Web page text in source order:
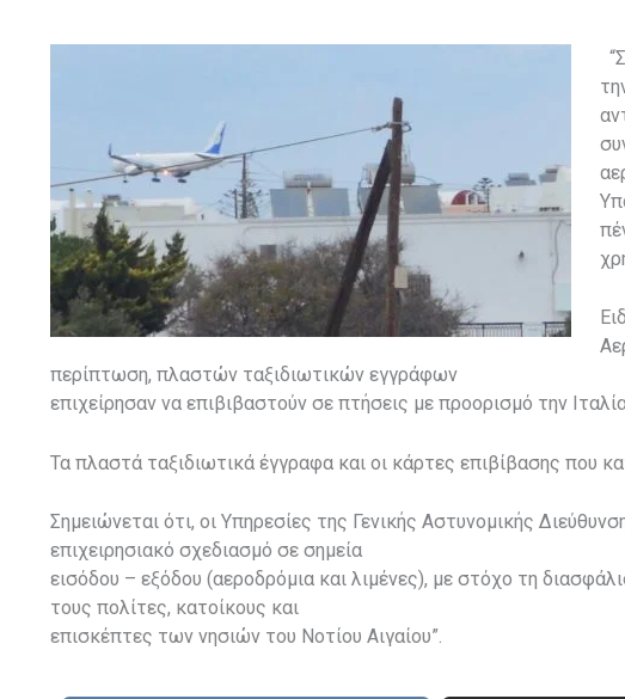
περίπτωση, πλαστών ταξιδιωτικών εγγράφων
επιχείρησαν να επιβιβαστούν σε πτήσεις με προορισμό την
Τα πλαστά ταξιδιωτικά έγγραφα και οι κάρτες επιβίβασης που
Σημειώνεται ότι, οι Υπηρεσίες της Γενικής Αστυνομικής
επιχειρησιακό σχεδιασμό σε σημεία
εισόδου – εξόδου (αεροδρόμια και λιμένες), με στόχο τη
τους πολίτες, κατοίκους και
επισκέπτες των νησιών του Νοτίου Αιγαίου”.